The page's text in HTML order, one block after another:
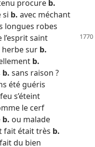
procure b.
si b. avec méchant
longues robes
l’esprit saint
herbe sur b.
b.
b. sans raison ?
été guéris
s’éteint
le cerf
b. ou malade
fait était très b.
du bien